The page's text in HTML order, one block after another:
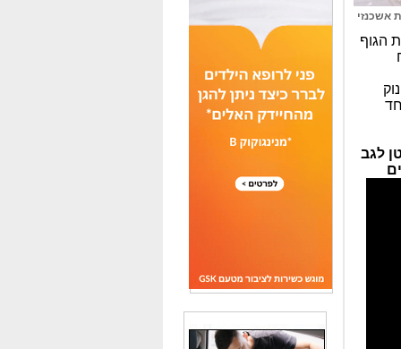
אשכנזי
הגוף
לגב